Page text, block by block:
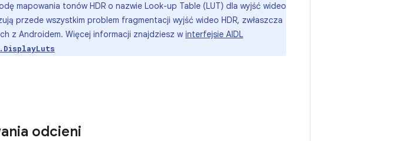
mapowania tonów HDR o nazwie Look-up Table (LUT) dla wyjść wideo
przede wszystkim problem fragmentacji wyjść wideo HDR, zwłaszcza
z Androidem. Więcej informacji znajdziesz w interfejsie AIDL
odcieni